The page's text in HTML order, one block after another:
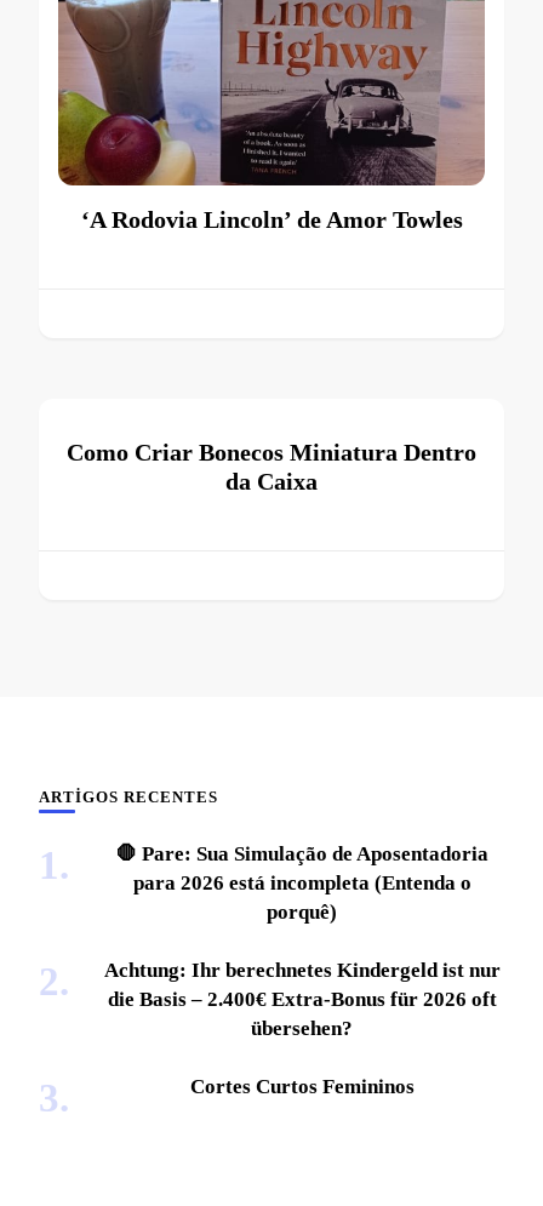
‘A Rodovia Lincoln’ de Amor Towles
Como Criar Bonecos Miniatura Dentro
da Caixa
ARTIGOS RECENTES
🛑 Pare: Sua Simulação de Aposentadoria
para 2026 está incompleta (Entenda o
porquê)
Achtung: Ihr berechnetes Kindergeld ist nur
die Basis – 2.400€ Extra-Bonus für 2026 oft
übersehen?
Cortes Curtos Femininos